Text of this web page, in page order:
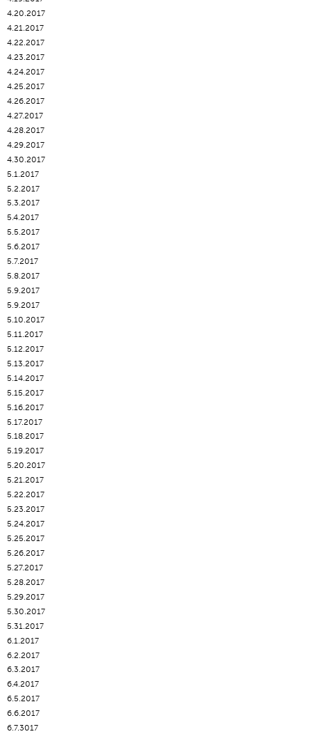
4.20.2017
4.21.2017
4.22.2017
4.23.2017
4.24.2017
4.25.2017
4.26.2017
4.27.2017
4.28.2017
4.29.2017
4.30.2017
5.1.2017
5.2.2017
5.3.2017
5.4.2017
5.5.2017
5.6.2017
5.7.2017
5.8.2017
5.9.2017
5.9.2017
5.10.2017
5.11.2017
5.12.2017
5.13.2017
5.14.2017
5.15.2017
5.16.2017
5.17.2017
5.18.2017
5.19.2017
5.20.2017
5.21.2017
5.22.2017
5.23.2017
5.24.2017
5.25.2017
5.26.2017
5.27.2017
5.28.2017
5.29.2017
5.30.2017
5.31.2017
6.1.2017
6.2.2017
6.3.2017
6.4.2017
6.5.2017
6.6.2017
6.7.3017